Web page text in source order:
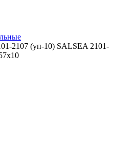
2107 (уп-10) SALSEA 2101-